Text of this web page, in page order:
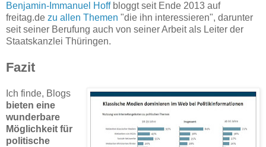
Benjamin-Immanuel Hoffbloggt seit Ende 2013 auf
freitag.de zu allen Themen "die ihn interessieren", darunter
seit seiner Berufung auch von seiner Arbeit als Leiter der
Staatskanzlei Thüringen.
Fazit
Ich finde, Blogs
bieten eine
wunderbare
Möglichkeit für
politische